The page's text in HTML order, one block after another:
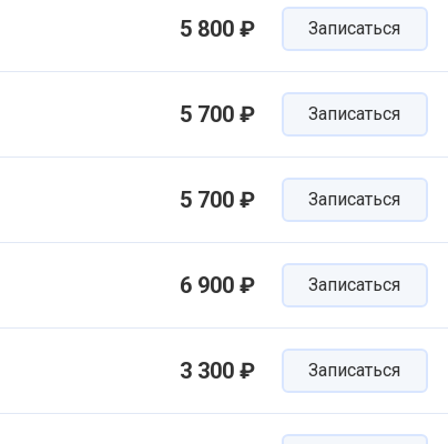
5 800 ₽ Записаться
5 700 ₽ Записаться
5 700 ₽ Записаться
6 900 ₽ Записаться
3 300 ₽ Записаться